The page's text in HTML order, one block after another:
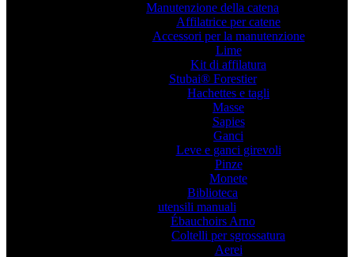
Manutenzione della catena
Affilatrice per catene
Accessori per la manutenzione
Lime
Kit di affilatura
Stubai® Forestier
Hachettes e tagli
Masse
Sapies
Ganci
Leve e ganci girevoli
Pinze
Monete
Biblioteca
utensili manuali
Ébauchoirs Arno
Coltelli per sgrossatura
Aerei